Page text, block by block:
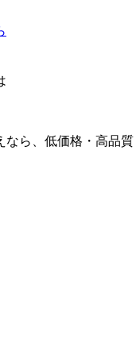
なら、低価格・高品質